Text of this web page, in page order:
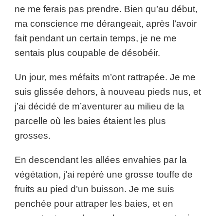
ne me ferais pas prendre. Bien qu’au début,
ma conscience me dérangeait, après l’avoir
fait pendant un certain temps, je ne me
sentais plus coupable de désobéir.
Un jour, mes méfaits m’ont rattrapée. Je me
suis glissée dehors, à nouveau pieds nus, et
j’ai décidé de m’aventurer au milieu de la
parcelle où les baies étaient les plus
grosses.
En descendant les allées envahies par la
végétation, j’ai repéré une grosse touffe de
fruits au pied d’un buisson. Je me suis
penchée pour attraper les baies, et en